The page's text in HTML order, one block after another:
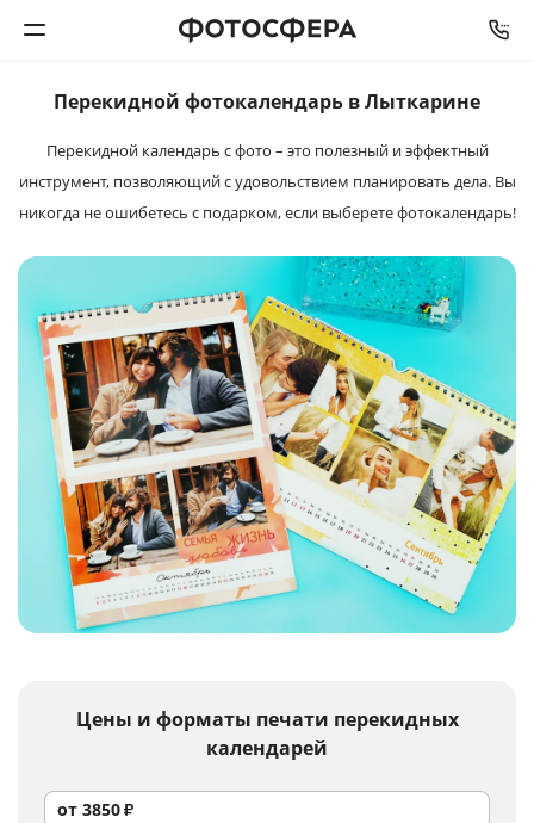
Печать фото
Фотокниги
Интерьерная печать
Фотоподарки
Багетная мастерская
Полиграфия
Услуги и сервис
Магазин
Перекидной фотокалендарь в Лыткарине
Перекидной календарь с фото – это полезный и эффектный
инструмент, позволяющий с удовольствием планировать дела. Вы
никогда не ошибетесь с подарком, если выберете фотокалендарь!
Цены и форматы печати перекидных
календарей
от 3850₽